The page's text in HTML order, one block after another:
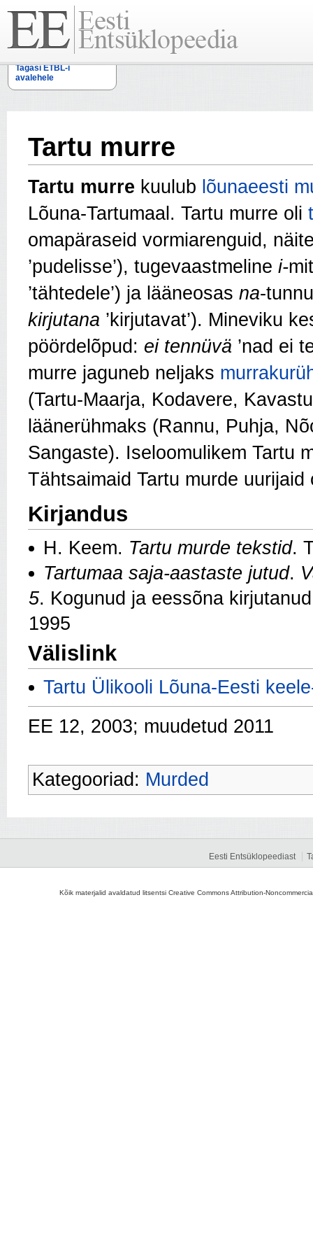
Tagasi ETBL-i
avalehele
Tartu murre
Tartu murre kuulub lõunaeesti
Lõuna-Tartumaal. Tartu murre oli
omapäraseid vormiarenguid,
’pudelisse’), tugevaastmeline i-
’tähtedele’) ja lääneosas na-
kirjutana ’kirjutavat’). Mineviku
pöördelõpud: ei tennüvä ’nad ei
murre jaguneb neljaks
(Tartu-Maarja, Kodavere,
läänerühmaks (Rannu, Puhja,
Sangaste). Iseloomulikem Tartu
Tähtsaimaid Tartu murde
Kirjandus
H. Keem. Tartu murde tekstid.
Tartumaa saja-aastaste jutud.
5. Kogunud ja eessõna
1995
Välislink
Tartu Ülikooli Lõuna-Eesti
EE 12, 2003; muudetud 2011
Kategooriad: Murded
Eesti Entsüklopeediast
Kõik materjalid avaldatud litsentsi Creative Commons Attribution-